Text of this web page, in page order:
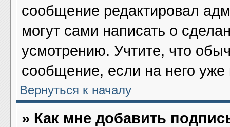
сообщение редактировал
могут сами написать о
усмотрению. Учтите, что
сообщение, если на него уже
Вернуться к началу
» Как мне добавить